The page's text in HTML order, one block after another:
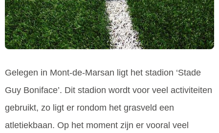
Gelegen in Mont-de-Marsan ligt het stadion ‘Stade
Guy Boniface’. Dit stadion wordt voor veel activiteiten
gebruikt, zo ligt er rondom het grasveld een
atletiekbaan. Op het moment zijn er vooral veel